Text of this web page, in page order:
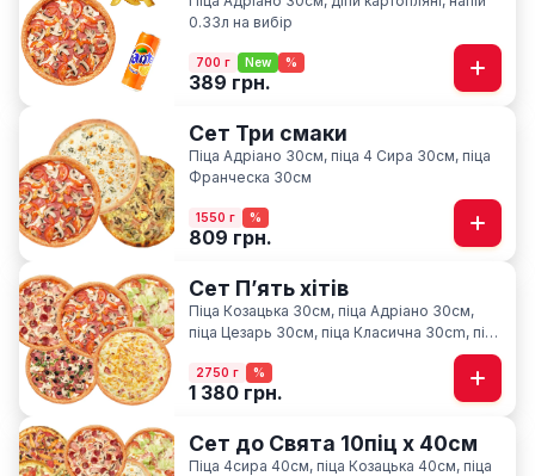
0.33л на вибір
700 г New %
389 грн.
Сет Три смаки
Піца Адріано 30см, піца 4 Сира 30см, піца
Франческа 30см
1550 г %
809 грн.
Сет Пʼять хітів
Піца Козацька 30см, піца Адріано 30см,
піца Цезарь 30см, піца Класична 30cm, піца
2750 г %
1 380 грн.
Сет до Свята 10піц х 40см
Піца 4сира 40см, піца Козацька 40см, піца